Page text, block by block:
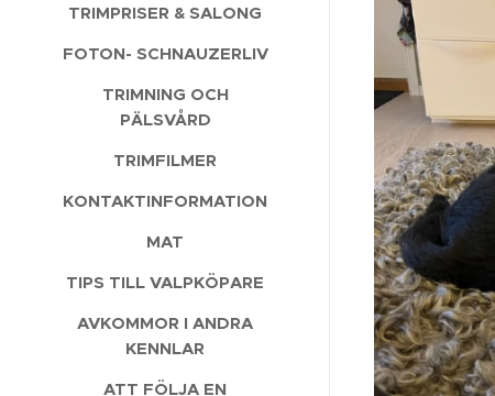
TRIMPRISER & SALONG
FOTON- SCHNAUZERLIV
TRIMNING OCH
PÄLSVÅRD
TRIMFILMER
KONTAKTINFORMATION
MAT
TIPS TILL VALPKÖPARE
AVKOMMOR I ANDRA
KENNLAR
ATT FÖLJA EN